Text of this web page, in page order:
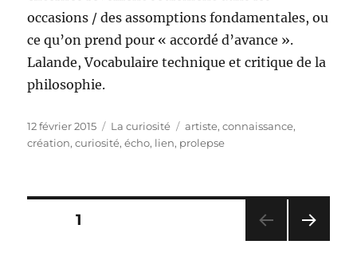
occasions / des assomptions fondamentales, ou
ce qu’on prend pour « accordé d’avance ».
Lalande, Vocabulaire technique et critique de la
philosophie.
Publié
le
12 février 2015 Catégories
La curiosité Étiquettes
artiste,connaissance,
création,curiosité,écho, lien, prolepse
Pagination
PAGE1